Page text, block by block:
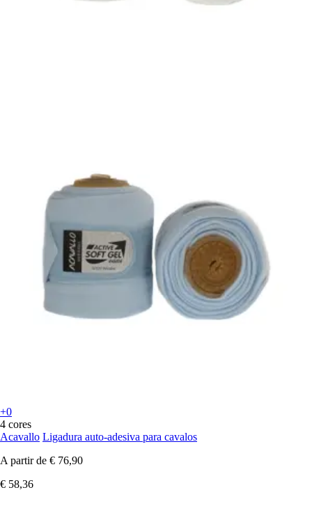
+0
4 cores
Acavallo Ligadura auto-adesiva para cavalos
A partir de € 76,90
€ 58,36